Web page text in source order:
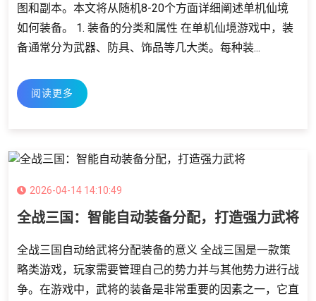
图和副本。本文将从随机8-20个方面详细阐述单机仙境
如何装备。 1. 装备的分类和属性 在单机仙境游戏中，装
备通常分为武器、防具、饰品等几大类。每种装...
阅读更多
2026-04-14 14:10:49
全战三国：智能自动装备分配，打造强力武将
全战三国自动给武将分配装备的意义 全战三国是一款策
略类游戏，玩家需要管理自己的势力并与其他势力进行战
争。在游戏中，武将的装备是非常重要的因素之一，它直